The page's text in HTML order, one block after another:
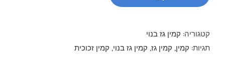
ליבת
גז
קטגוריה: קמין גז בנוי
תגיות: קמין, קמין גז, קמין גז בנוי, קמין זכוכית